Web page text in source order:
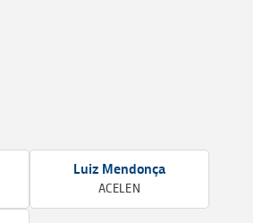
Luiz Mendonça
ACELEN